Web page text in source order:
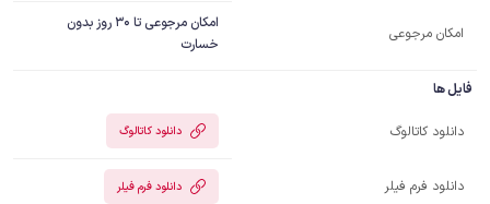
امکان مرجوعی
امکان مرجوعی تا 30 روز بدون
خسارت
فایل ها
دانلود کاتالوگ دانلود کاتالوگ
دانلود فرم فیلر دانلود فرم فیلر